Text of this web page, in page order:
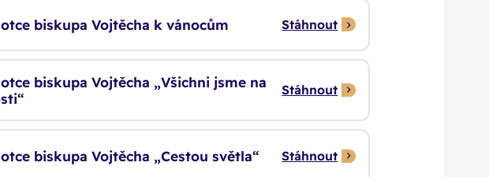
biskupa Vojtěcha k vánocům Stáhnout
biskupa Vojtěcha „Všichni jsme na
Stáhnout
biskupa Vojtěcha „Cestou světla“ Stáhnout